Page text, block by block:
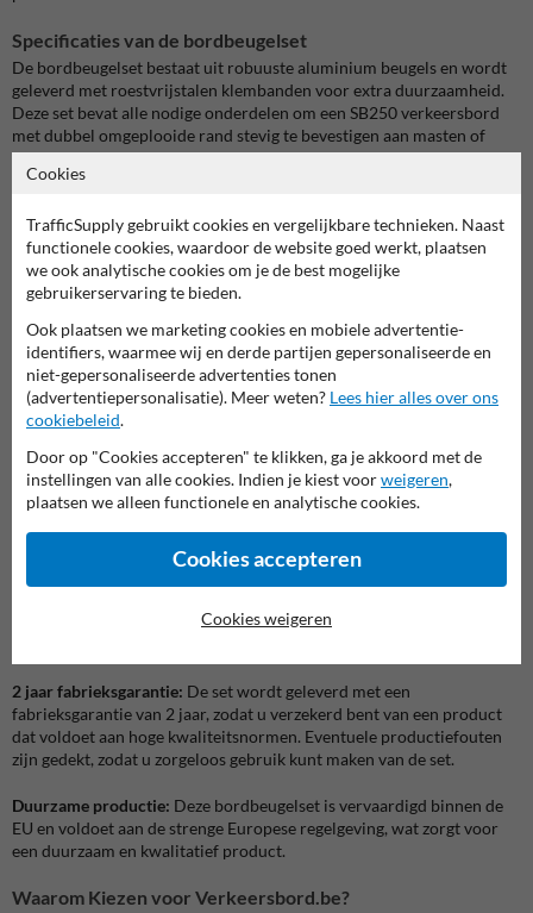
Specificaties van de bordbeugelset
De bordbeugelset bestaat uit robuuste aluminium beugels en wordt
geleverd met roestvrijstalen klembanden voor extra duurzaamheid.
Deze set bevat alle nodige onderdelen om een SB250 verkeersbord
met dubbel omgeplooide rand stevig te bevestigen aan masten of
palen met verschillende diameters.
moeren
Verkrijgbare diameters:
Ø32-67mm (type HT2)
Ø102-156mm (type HT4)
Ø156-232mm (type HT5)
Ø229-384mm (type HT6)
Materiaal:
Klemband: 15mm brede RVS klemband
Klemplaat: Verzinkt staal voor extra stevigheid
Voordelen van de bordbeugelset
hoogwaardige materialen, wat zorgt voor een betrouwbare en
2 jaar fabrieksgarantie: De set wordt geleverd met een
fabrieksgarantie van 2 jaar, zodat u verzekerd bent van een product
dat voldoet aan hoge kwaliteitsnormen. Eventuele productiefouten
zijn gedekt, zodat u zorgeloos gebruik kunt maken van de set.
Duurzame productie: Deze bordbeugelset is vervaardigd binnen de
EU en voldoet aan de strenge Europese regelgeving, wat zorgt voor
een duurzaam en kwalitatief product.
Waarom Kiezen voor Verkeersbord.be?
Cookies
TrafficSupply gebruikt cookies en vergelijkbare technieken. Naast
functionele cookies, waardoor de website goed werkt, plaatsen
we ook analytische cookies om je de best mogelijke
gebruikerservaring te bieden.
Ook plaatsen we marketing cookies en mobiele advertentie-
identifiers, waarmee wij en derde partijen gepersonaliseerde en
niet-gepersonaliseerde advertenties tonen
(advertentiepersonalisatie). Meer weten? Lees hier alles over ons
cookiebeleid.
Door op "Cookies accepteren" te klikken, ga je akkoord met de
instellingen van alle cookies. Indien je kiest voorweigeren,
plaatsen we alleen functionele en analytische cookies.
Cookies accepteren
Cookies weigeren